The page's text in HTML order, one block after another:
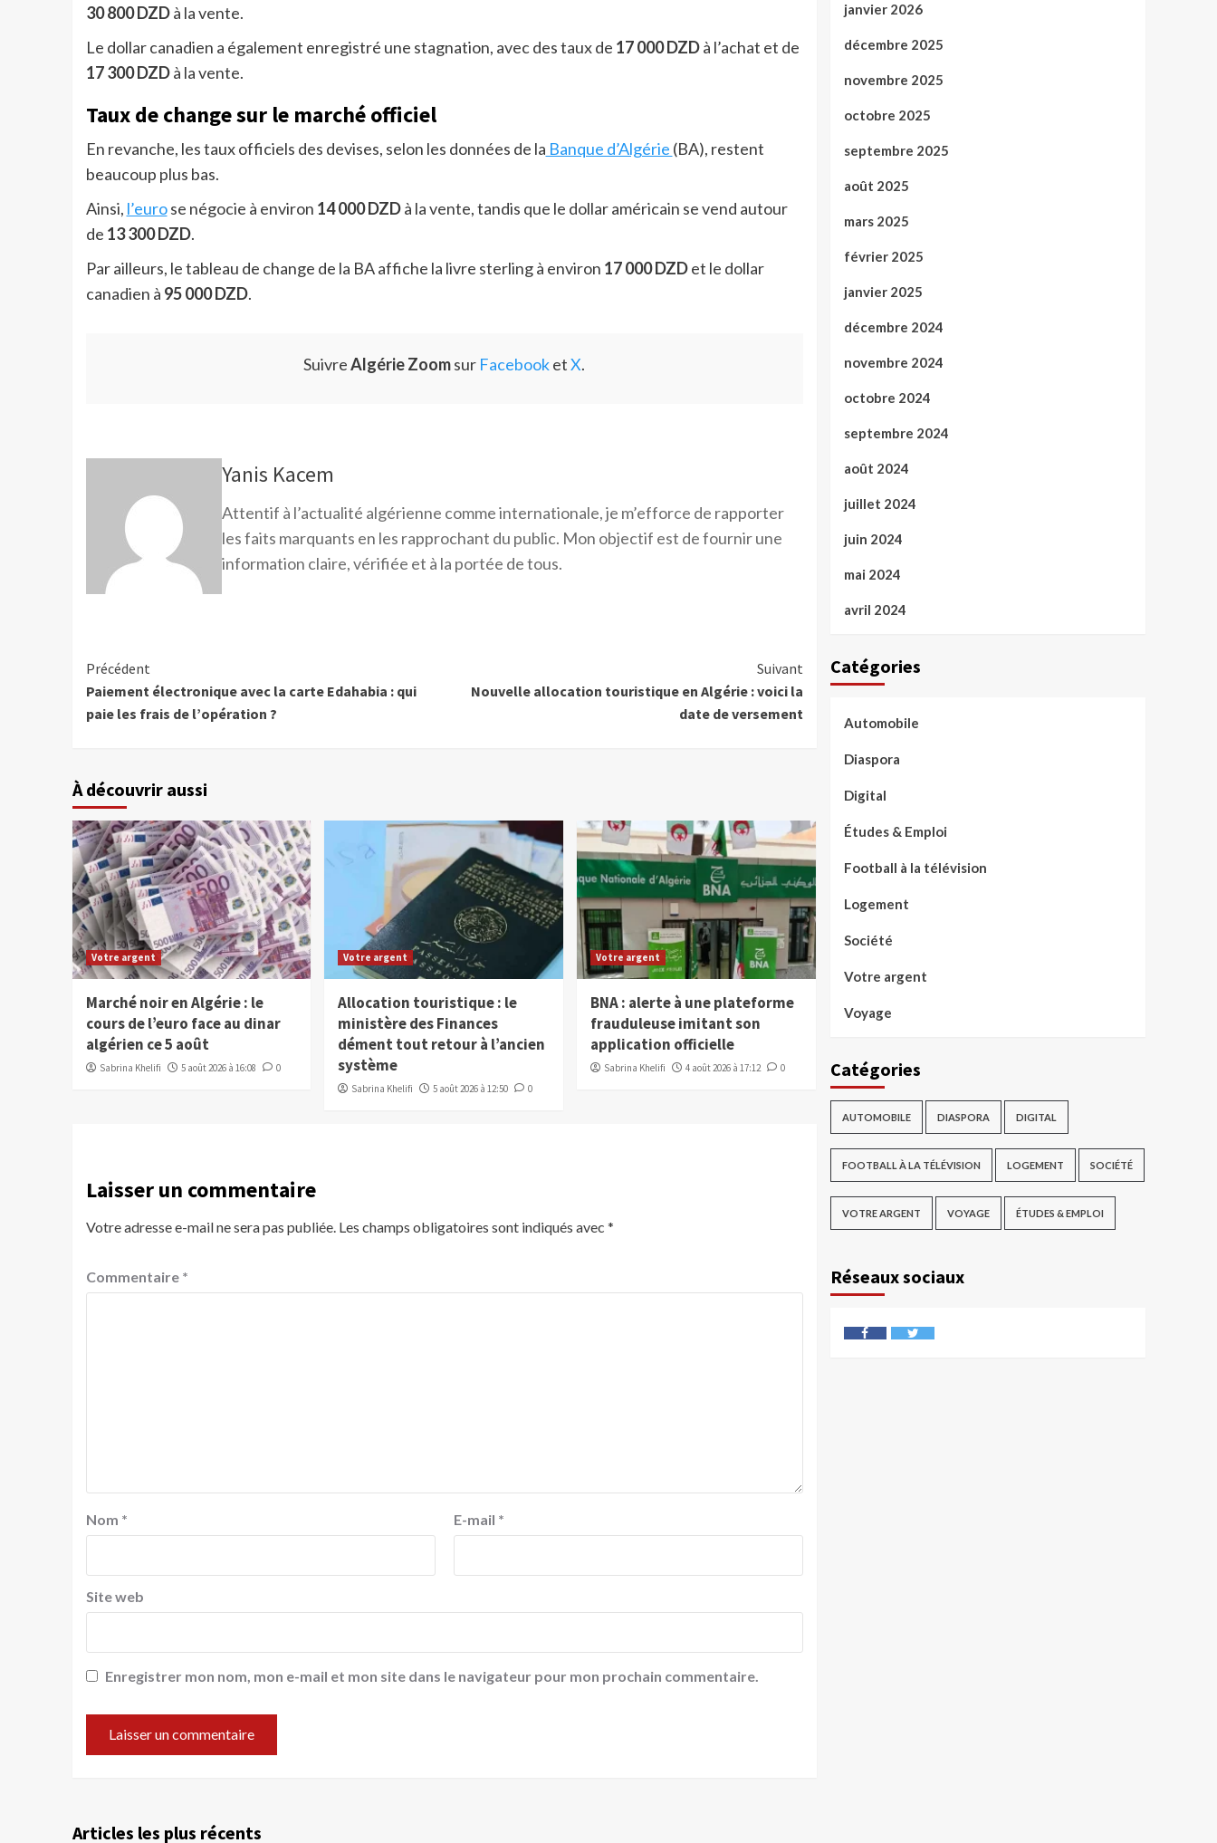
30 800 DZDà la vente.
Le dollar canadien a également enregistré une stagnation, avec des taux de 17 000 DZDà l’achat et de
17 300 DZDà la vente.
Taux de change sur le marché officiel
En revanche, les taux officiels des devises, selon les données de la Banque d’Algérie (BA), restent
beaucoup plus bas.
Ainsi, l’eurose négocie à environ 14 000 DZDà la vente, tandis que le dollar américain se vend autour
de 13 300 DZD.
Par ailleurs, le tableau de change de la BA affiche la livre sterling à environ 17 000 DZDet le dollar
canadien à 95 000 DZD.
SuivreAlgérie Zoomsur FacebooketX.
Yanis Kacem
Attentif à l’actualité algérienne comme internationale, je m’efforce de rapporter
les faits marquants en les rapprochant du public. Mon objectif est de fournir une
information claire, vérifiée et à la portée de tous.
Précédent
Paiement électronique avec la carte Edahabia : qui
paie les frais de l’opération ?
Suivant
Nouvelle allocation touristique en Algérie : voici la
date de versement
À découvrir aussi
Votre argent
Marché noir en Algérie : le
cours de l’euro face au dinar
algérien ce 5 août
Sabrina Khelifi 5 août 2026 à 16:08 0
Votre argent
Allocation touristique : le
ministère des Finances
dément tout retour à l’ancien
système
Sabrina Khelifi 5 août 2026 à 12:50 0
Votre argent
BNA : alerte à une plateforme
frauduleuse imitant son
application officielle
Sabrina Khelifi 4 août 2026 à 17:12 0
Laisser un commentaire
Votre adresse e-mail ne sera pas publiée. Les champs obligatoires sont indiqués avec *
Commentaire *
Nom * E-mail *
Site web
Enregistrer mon nom, mon e-mail et mon site dans le navigateur pour mon prochain commentaire.
janvier 2026
décembre 2025
novembre 2025
octobre 2025
septembre 2025
août 2025
mars 2025
février 2025
janvier 2025
décembre 2024
novembre 2024
octobre 2024
septembre 2024
août 2024
juillet 2024
juin 2024
mai 2024
avril 2024
Catégories
Automobile
Diaspora
Digital
Études & Emploi
Football à la télévision
Logement
Société
Votre argent
Voyage
Catégories
AUTOMOBILE DIASPORA DIGITAL
FOOTBALL À LA TÉLÉVISION LOGEMENT SOCIÉTÉ
VOTRE ARGENT VOYAGE ÉTUDES & EMPLOI
Réseaux sociaux
Articles les plus récents